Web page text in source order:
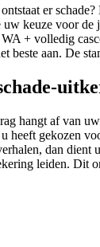
er
uw keuze voor
+ volledig
beste aan. De
hangt af van
heeft gekozen
dan dient
leiden. Dit